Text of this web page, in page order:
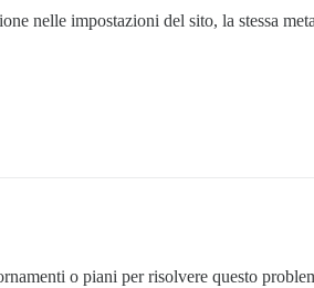
nelle impostazioni del sito, la stessa meta
o piani per risolvere questo